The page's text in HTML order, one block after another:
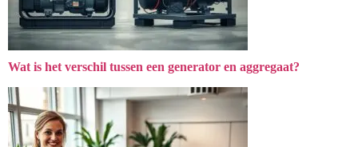
Wat is het verschil tussen een generator en aggregaat?